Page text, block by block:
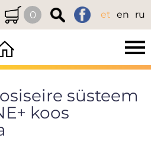
0 et en ru
süsteem
koos